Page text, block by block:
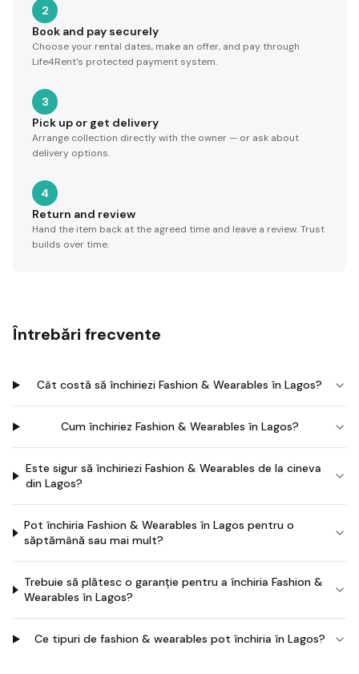
2
Book and pay securely
Choose your rental dates, make an offer, and pay through
Life4Rent's protected payment system.
3
Pick up or get delivery
Arrange collection directly with the owner — or ask about
delivery options.
4
Return and review
Hand the item back at the agreed time and leave a review. Trust
builds over time.
Întrebări frecvente
Cât costă să închiriezi Fashion & Wearables în Lagos?
Cum închiriez Fashion & Wearables în Lagos?
Este sigur să închiriezi Fashion & Wearables de la cineva
din Lagos?
Pot închiria Fashion & Wearables în Lagos pentru o
săptămână sau mai mult?
Trebuie să plătesc o garanție pentru a închiria Fashion &
Wearables în Lagos?
Ce tipuri de fashion & wearables pot închiria în Lagos?